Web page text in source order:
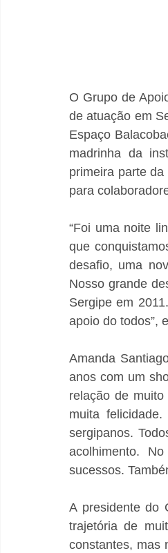
O Grupo de
de atuação em
Espaço
madrinha da
primeira parte da
para
“Foi uma noite
que
desafio, uma
Nosso grande
Sergipe em
apoio do todos”,
Amanda
anos com um
relação de
muita
sergipanos.
acolhimento.
sucessos.
A presidente do
trajetória de
constantes, mas